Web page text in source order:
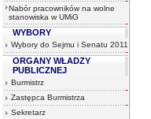
Nabór pracowników na wolne
stanowiska w UMiG
WYBORY
Wybory do Sejmu i Senatu 2011
ORGANY WŁADZY
PUBLICZNEJ
Burmistrz
Zastępca Burmistrza
Sekretarz